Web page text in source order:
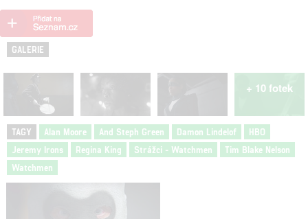
GALERIE
+ 10 fotek
TAGY Alan Moore And Steph Green Damon Lindelof
HBO
Jeremy Irons
Regina King Strážci - Watchmen
Tim Blake Nelson
Watchmen